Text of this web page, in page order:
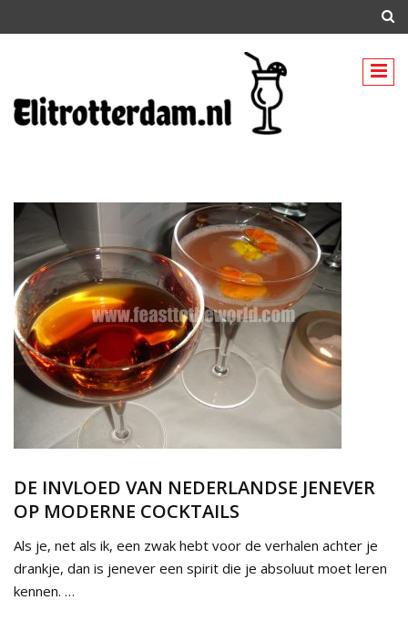
DE INVLOED VAN NEDERLANDSE JENEVER
OP MODERNE COCKTAILS
Als je, net als ik, een zwak hebt voor de verhalen achter je
drankje, dan is jenever een spirit die je absoluut moet leren
kennen. …